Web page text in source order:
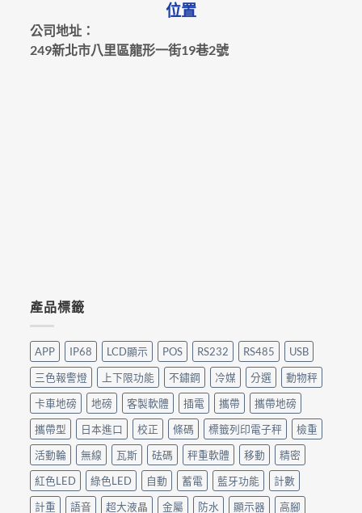
位置
公司地址：
249新北市八里區龍形一街19巷2號
產品標籤
APP IP68 LCD顯示 POS RS232 RS485
USB
三色報警燈
上下限功能 不鏽鋼 冷媒 分選
動物秤
卡車地磅
地磅 客製軟體 插電 攜帶
攜帶地磅
攜帶型
日本進口 校正 條碼 標籤列印電子秤
檢重
活動輪
無線 瓦斯 砝碼 秤重軟體 移動
精密
紅色LED
綠色LED 自動 蓄電 藍牙功能
計數
計重
語音 超大液晶 金屬 防水 顯示器 高腳